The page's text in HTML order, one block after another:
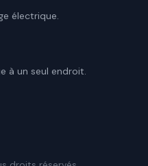
électrique.
à un seul endroit.